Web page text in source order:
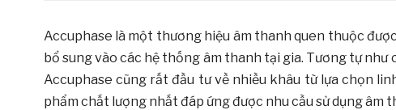
Accuphase là một thương hiệu âm thanh quen thuộc
bổ sung vào các hệ thống âm thanh tại gia. Tương tự
Accuphase cũng rất đầu tư về nhiều khâu từ lựa chọn
phẩm chất lượng nhất đáp ứng được nhu cầu sử dụng âm